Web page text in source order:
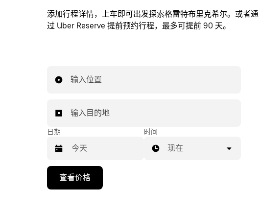
添加行程详情，上车即可出发探索格雷特布里克希尔。或者通
过 Uber Reserve 提前预约行程，最多可提前 90 天。
输入位置
输入目的地
日期
向
时间
现在
查看价格